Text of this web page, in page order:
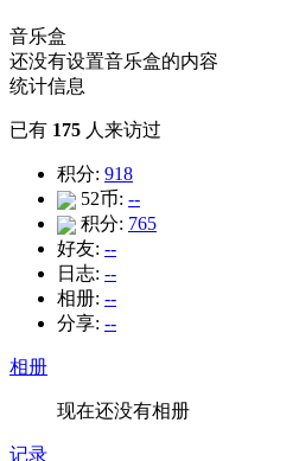
音乐盒
还没有设置音乐盒的内容
统计信息
已有 175 人来访过
积分: 918
52币: --
积分: 765
好友: --
日志: --
相册: --
分享: --
相册
现在还没有相册
记录